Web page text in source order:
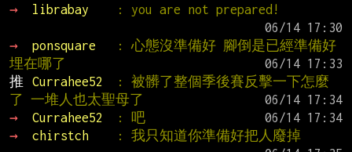
→
librabay
: you are not prepared!
→
ponsquare
: 心態沒準備好 腳倒是已經準備好
埋在哪了
推
Currahee52
: 被髒了整個季後賽反擊一下怎麼
了 一堆人也太聖母了
→
Currahee52 : 吧
→
chirstch
: 我只知道你準備好把人廢掉